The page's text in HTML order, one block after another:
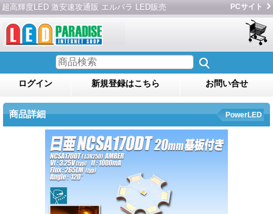
超高輝度LED 激安速攻通販 エルパラ LED販売 PCサイト
ログイン 新規登録はこちら お問い合せ
商品詳細 PowerLED